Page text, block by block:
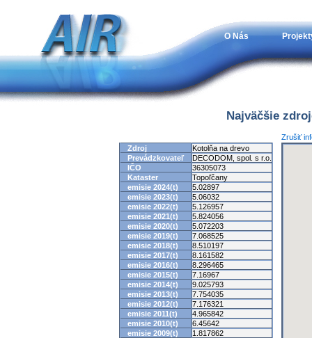
O Nás
Najväčšie
Zrušiť
Zdroj
Kotolňa na drevo
Prevádzkovateľ
DECODOM, spol. s r.o.
IČO
36305073
Kataster
Topoľčany
emisie 2024(t)
5.02897
emisie 2023(t)
5.06032
emisie 2022(t)
5.126957
emisie 2021(t)
5.824056
emisie 2020(t)
5.072203
emisie 2019(t)
7.068525
emisie 2018(t)
8.510197
emisie 2017(t)
8.161582
emisie 2016(t)
8.296465
emisie 2015(t)
7.16967
emisie 2014(t)
9.025793
emisie 2013(t)
7.754035
emisie 2012(t)
7.176321
emisie 2011(t)
4.965842
emisie 2010(t)
6.45642
emisie 2009(t)
1.817862